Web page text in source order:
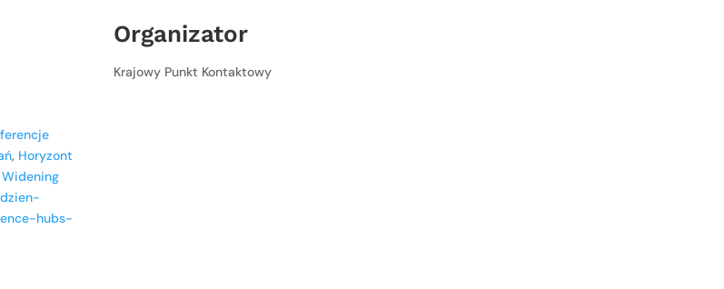
, Horyzont
Widening
hubs-
Organizator
Krajowy Punkt Kontaktowy